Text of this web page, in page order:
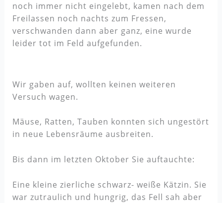
noch immer nicht eingelebt, kamen nach dem
Freilassen noch nachts zum Fressen,
verschwanden dann aber ganz, eine wurde
leider tot im Feld aufgefunden.
Wir gaben auf, wollten keinen weiteren
Versuch wagen.
Mäuse, Ratten, Tauben konnten sich ungestört
in neue Lebensräume ausbreiten.
Bis dann im letzten Oktober Sie auftauchte:
Eine kleine zierliche schwarz- weiße Kätzin. Sie
war zutraulich und hungrig, das Fell sah aber